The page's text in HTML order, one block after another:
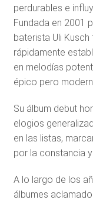
perdurables e
Fundada en 2001
baterista Uli
rápidamente
en melodías
épico pero
Su álbum debut
elogios
en las listas,
por la constancia
A lo largo de los
álbumes